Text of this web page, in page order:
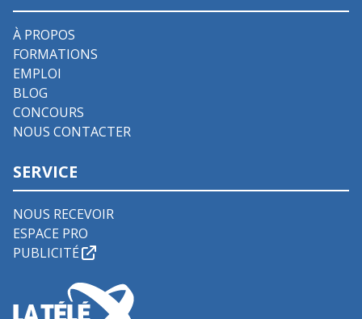
À PROPOS
FORMATIONS
EMPLOI
BLOG
CONCOURS
NOUS CONTACTER
SERVICE
NOUS RECEVOIR
ESPACE PRO
PUBLICITÉ